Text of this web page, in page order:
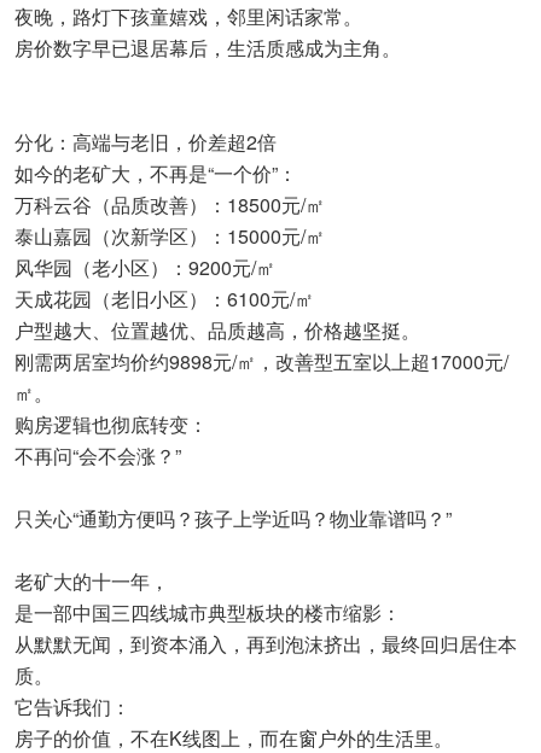
夜晚，路灯下孩童嬉戏，邻里闲话家常。
房价数字早已退居幕后，生活质感成为主角。
分化：高端与老旧，价差超2倍
如今的老矿大，不再是“一个价”：
万科云谷（品质改善）：18500元/㎡
泰山嘉园（次新学区）：15000元/㎡
风华园（老小区）：9200元/㎡
天成花园（老旧小区）：6100元/㎡
户型越大、位置越优、品质越高，价格越坚挺。
刚需两居室均价约9898元/㎡，改善型五室以上超17000元/
㎡。
购房逻辑也彻底转变：
不再问“会不会涨？”
只关心“通勤方便吗？孩子上学近吗？物业靠谱吗？”
老矿大的十一年，
是一部中国三四线城市典型板块的楼市缩影：
从默默无闻，到资本涌入，再到泡沫挤出，最终回归居住本
质。
它告诉我们：
房子的价值，不在K线图上，而在窗户外的生活里。